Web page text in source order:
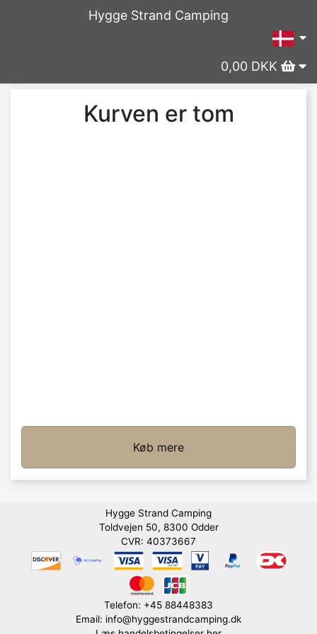
Hygge Strand Camping
0,00 DKK
Kurven er tom
Køb mere
Hygge Strand Camping
Toldvejen 50, 8300 Odder
CVR: 40373667
Telefon: +45 88448383
Email: info@hyggestrandcamping.dk